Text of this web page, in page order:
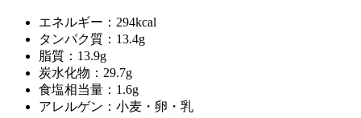
エネルギー：294kcal
タンパク質：13.4g
脂質：13.9g
炭水化物：29.7g
食塩相当量：1.6g
アレルゲン：小麦・卵・乳